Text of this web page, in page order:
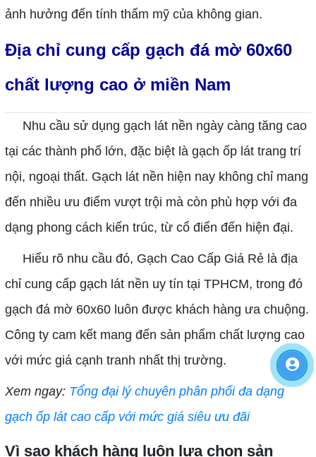
ảnh hưởng đến tính thẩm mỹ của không gian.
Địa chỉ cung cấp gạch đá mờ 60x60
chất lượng cao ở miền Nam
Nhu cầu sử dụng gạch lát nền ngày càng tăng cao
tại các thành phố lớn, đặc biệt là gạch ốp lát trang trí
nội, ngoại thất. Gạch lát nền hiện nay không chỉ mang
đến nhiều ưu điểm vượt trội mà còn phù hợp với đa
dạng phong cách kiến trúc, từ cổ điển đến hiện đại.
Hiểu rõ nhu cầu đó, Gạch Cao Cấp Giá Rẻ là địa
chỉ cung cấp gạch lát nền uy tín tại TPHCM, trong đó
gạch đá mờ 60x60 luôn được khách hàng ưa chuộng.
Công ty cam kết mang đến sản phẩm chất lượng cao
với mức giá cạnh tranh nhất thị trường.
Xem ngay: Tổng đại lý chuyên phân phối đa dạng
gạch ốp lát cao cấp với mức giá siêu ưu đãi
Vì sao khách hàng luôn lựa chọn sản